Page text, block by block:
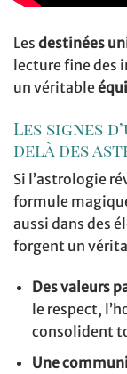
Les destinées
lecture fine des
un véritable
Les signes
delà des
Si l’astrologie
formule
aussi dans des
forgent un
Des valeurs
le respect,
consolident
Une